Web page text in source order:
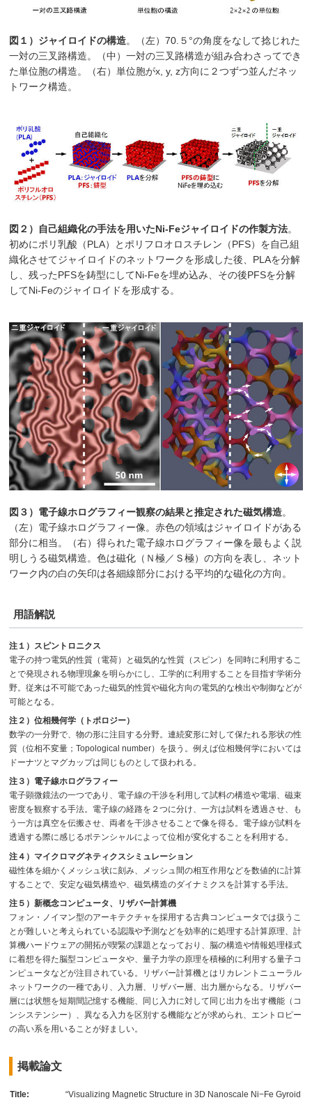
図１）ジャイロイドの構造。（左）70.５°の角度をなして捻じれた
一対の三叉路構造。（中）一対の三叉路構造が組み合わさってでき
た単位胞の構造。（右）単位胞がx, y, z方向に２つずつ並んだネッ
トワーク構造。
図２）自己組織化の手法を用いたNi-Feジャイロイドの作製方法。
初めにポリ乳酸（PLA）とポリフロオロスチレン（PFS）を自己組
織化させてジャイロイドのネットワークを形成した後、PLAを分解
し、残ったPFSを鋳型にしてNi-Feを埋め込み、その後PFSを分解
してNi-Feのジャイロイドを形成する。
図３）電子線ホログラフィー観察の結果と推定された磁気構造。
（左）電子線ホログラフィー像。赤色の領域はジャイロイドがある
部分に相当。（右）得られた電子線ホログラフィー像を最もよく説
明しうる磁気構造。色は磁化（Ｎ極／Ｓ極）の方向を表し、ネット
ワーク内の白の矢印は各細線部分における平均的な磁化の方向。
用語解説
注１）スピントロニクス
電子の持つ電気的性質（電荷）と磁気的な性質（スピン）を同時に利用するこ
とで発現される物理現象を明らかにし、工学的に利用することを目指す学術分
野。従来は不可能であった磁気的性質や磁化方向の電気的な検出や制御などが
可能となる。
注２）位相幾何学（トポロジー）
数学の一分野で、物の形に注目する分野。連続変形に対して保たれる形状の性
質（位相不変量；Topological number）を扱う。例えば位相幾何学においては
ドーナツとマグカップは同じものとして扱われる。
注３）電子線ホログラフィー
電子顕微鏡法の一つであり、電子線の干渉を利用して試料の構造や電場、磁束
密度を観察する手法。電子線の経路を２つに分け、一方は試料を透過させ、も
う一方は真空を伝搬させ、両者を干渉させることで像を得る。電子線が試料を
透過する際に感じるポテンシャルによって位相が変化することを利用する。
注４）マイクロマグネティクスシミュレーション
磁性体を細かくメッシュ状に刻み、メッシュ間の相互作用などを数値的に計算
することで、安定な磁気構造や、磁気構造のダイナミクスを計算する手法。
注５）新概念コンピュータ、リザバー計算機
フォン・ノイマン型のアーキテクチャを採用する古典コンピュータでは扱うこ
とが難しいと考えられている認識や予測などを効率的に処理する計算原理、計
算機ハードウェアの開拓が喫緊の課題となっており、脳の構造や情報処理様式
に着想を得た脳型コンピュータや、量子力学の原理を積極的に利用する量子コ
ンピュータなどが注目されている。リザバー計算機とはリカレントニューラル
ネットワークの一種であり、入力層、リザバー層、出力層からなる。リザバー
層には状態を短期間記憶する機能、同じ入力に対して同じ出力を出す機能（コ
ンシステンシー）、異なる入力を区別する機能などが求められ、エントロピー
の高い系を用いることが好ましい。
掲載論文
Title:
“Visualizing Magnetic Structure in 3D Nanoscale Ni−Fe Gyroid